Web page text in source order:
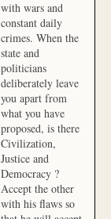
with wars and
constant daily
crimes. When the
state and
politicians
deliberately leave
you apart from
what you have
proposed, is there
Civilization,
Justice and
Democracy ?
Accept the other
with his flaws so